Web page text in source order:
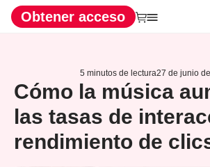
Obtener acceso
5 minutos de lectura27 de junio
Cómo la música
las tasas de
rendimiento de